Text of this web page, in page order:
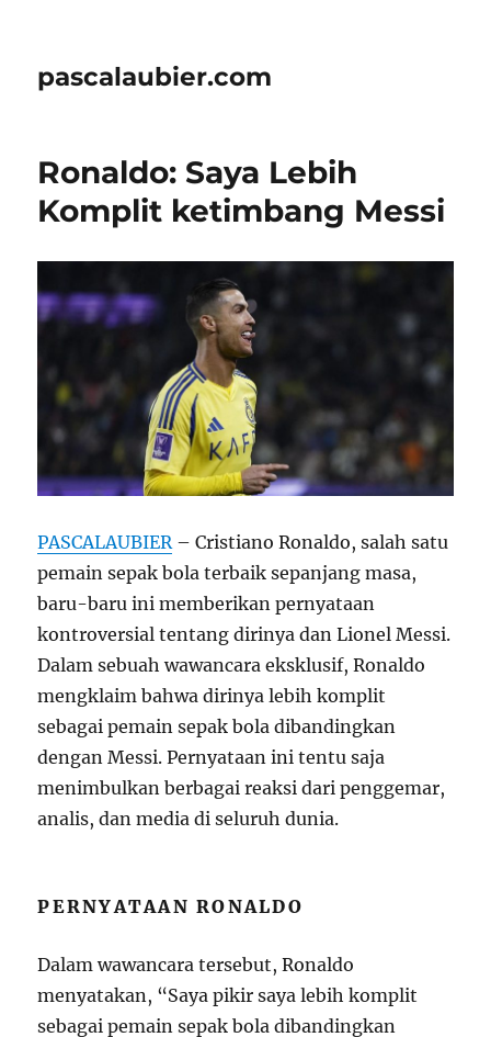
pascalaubier.com
Ronaldo: Saya Lebih
Komplit ketimbang Messi
PASCALAUBIER – Cristiano Ronaldo, salah satu
pemain sepak bola terbaik sepanjang masa,
baru-baru ini memberikan pernyataan
kontroversial tentang dirinya dan Lionel Messi.
Dalam sebuah wawancara eksklusif, Ronaldo
mengklaim bahwa dirinya lebih komplit
sebagai pemain sepak bola dibandingkan
dengan Messi. Pernyataan ini tentu saja
menimbulkan berbagai reaksi dari penggemar,
analis, dan media di seluruh dunia.
PERNYATAAN RONALDO
Dalam wawancara tersebut, Ronaldo
menyatakan, “Saya pikir saya lebih komplit
sebagai pemain sepak bola dibandingkan